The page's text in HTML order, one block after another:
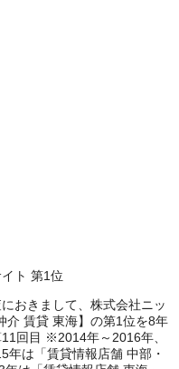
おきまして、株式会社ニッ
介 賃貸 東海】の第1位を8年
回目 ※2014年～2016年、
は「賃貸情報店舗 中部・